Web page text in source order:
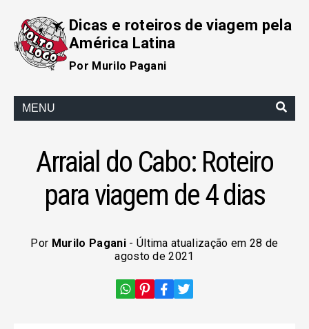
Dicas e roteiros de viagem pela
América Latina
Por Murilo Pagani
MENU
Arraial do Cabo: Roteiro
para viagem de 4 dias
Por Murilo Pagani- Última atualização em 28 de
agosto de 2021